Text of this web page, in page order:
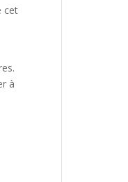
cet
à